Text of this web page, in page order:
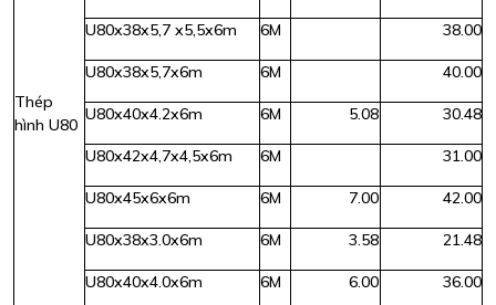
Thép
hình U80
U80x38x5,7 x5,5x6m 6M 38.00
U80x38x5,7x6m 6M 40.00
U80x40x4.2x6m 6M 5.08 30.48
U80x42x4,7x4,5x6m 6M 31.00
U80x45x6x6m 6M 7.00 42.00
U80x38x3.0x6m 6M 3.58 21.48
U80x40x4.0x6m 6M 6.00 36.00